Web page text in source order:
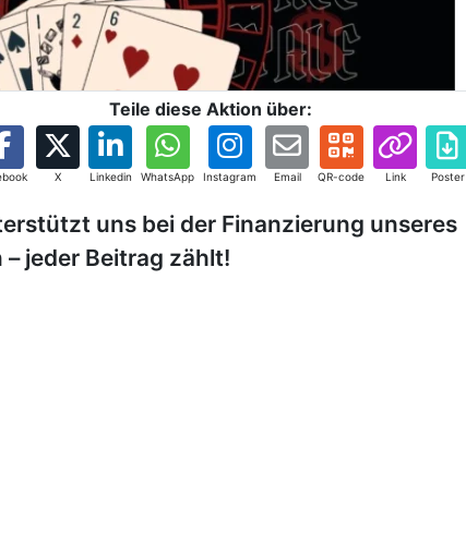
Teile diese Aktion über:
X Linkedin WhatsApp Instagram Email QR-code Link Poster
uns bei der Finanzierung unseres
jeder Beitrag zählt!